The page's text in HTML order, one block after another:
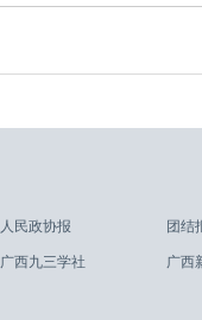
人民政协报 团结
广西九三学社 广西